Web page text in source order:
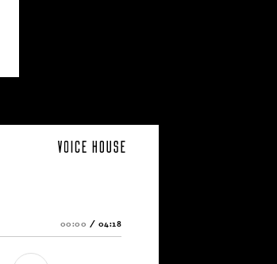
00:00 / 04:18